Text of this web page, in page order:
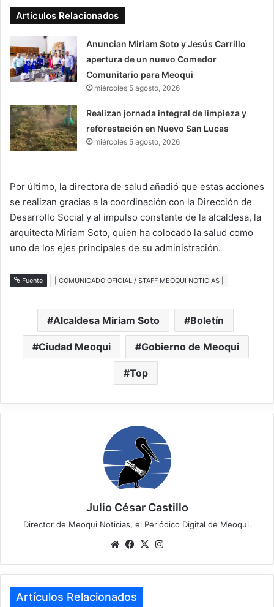
Artículos Relacionados
Anuncian Miriam Soto y Jesús Carrillo
apertura de un nuevo Comedor
Comunitario para Meoqui
miércoles 5 agosto, 2026
Realizan jornada integral de limpieza y
reforestación en Nuevo San Lucas
miércoles 5 agosto, 2026
Por último, la directora de salud añadió que estas acciones
se realizan gracias a la coordinación con la Dirección de
Desarrollo Social y al impulso constante de la alcaldesa, la
arquitecta Miriam Soto, quien ha colocado la salud como
uno de los ejes principales de su administración.
Fuente | COMUNICADO OFICIAL / STAFF MEOQUI NOTICIAS |
Alcaldesa Miriam Soto Boletín
Ciudad Meoqui Gobierno de Meoqui
Top
Julio César Castillo
Director de Meoqui Noticias, el Periódico Digital de Meoqui.
We
te
Fa
bo
ok
X
ra
Artículos Relacionados